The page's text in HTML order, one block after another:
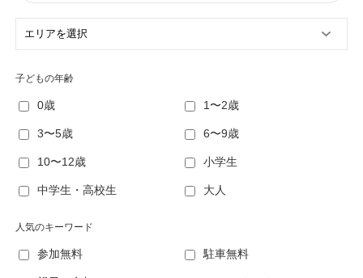
子どもの年齢
0歳 1〜2歳
3〜5歳 6〜9歳
10〜12歳 小学生
中学生・高校生 大人
人気のキーワード
参加無料 駐車無料